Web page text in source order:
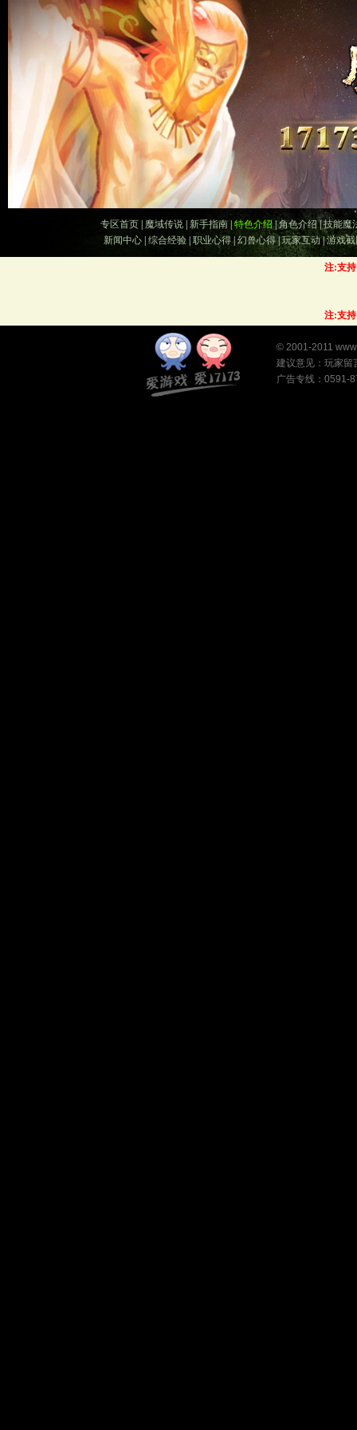
专区首页| 魔域传说| 新手指南| 特色介绍|角色介绍|技能魔
新闻中心 综合经验 |职业心得| 幻兽心得|玩家互动|游戏
注:支
注:支
© 2001-2011
建议意见： 玩家留
广告专线：